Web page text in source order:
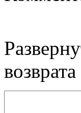
возврата